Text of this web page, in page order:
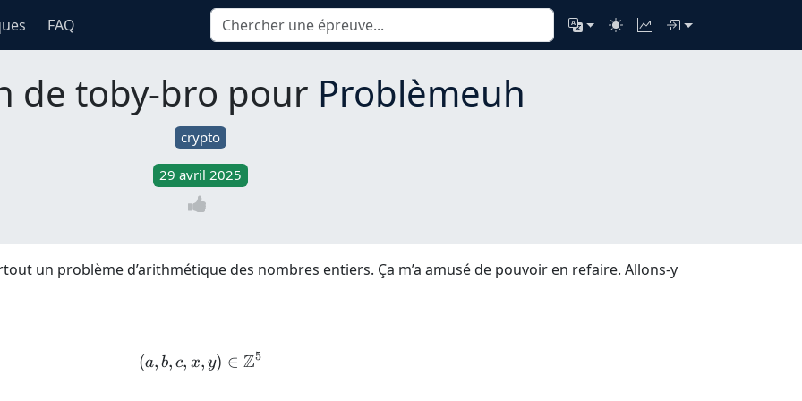
FAQ
de toby-bro pour Problèmeuh
crypto
29 avril 2025
un problème d’arithmétique des nombres entiers. Ça m’a amusé de pouvoir en refaire. Allons-y
(a,b,c,x,y) \in \mathbb Z ^5
(a, b, c, x, y) ∈ Z5